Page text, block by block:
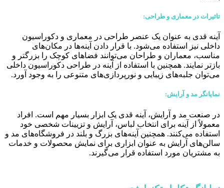
تاثیرات در معماری و طراحی:
آینه قدی به عنوان یک عنصر طراحی در معماری و دکوراسیون
داخلی نیز استفاده می‌شود. با قرار دادن آینه‌ها در مکان‌های
مناسب، معماران و طراحان می‌توانند فضاهای کوچک را بزرگتر و
بازتر نمایند. همچنین با استفاده از آینه در طراحی دکوراسیون داخلی
می‌توان جلبه‌های زیبایی و نورپردازی‌های متنوعی را به وجود آورد.
نمایانگر مد و آرایش:
در صنعت مد و آرایش، آینه قدی یک ابزار بسیار مهم است. افراد
معمولاً از آینه برای انتخاب لباس، آرایش و تزیینات شخصی خود
استفاده می‌کنند. همچنین آینه‌های بزرگ و بلند در فروشگاه‌های مد و
سالن‌های آرایش به عنوان ابزاری برای نمایش محصولات و خدمات
به مشتریان مورد استفاده قرار می‌گیرند.